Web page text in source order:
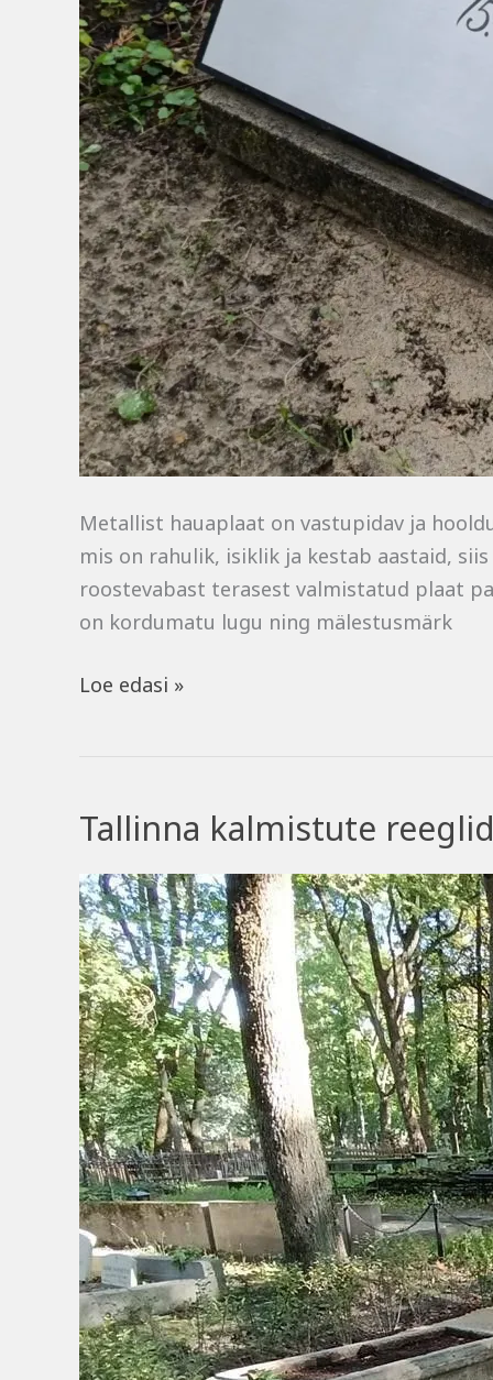
Metallist hauaplaat on vastupidav ja
mis on rahulik, isiklik ja kestab aastaid,
roostevabast terasest valmistatud plaat
on kordumatu lugu ning mälestusmärk
Loe edasi »
Tallinna kalmistute
Tallinna
reeglid
täpsustusid.
Kalmistute
kujunduspõhimõtted
kirjas.